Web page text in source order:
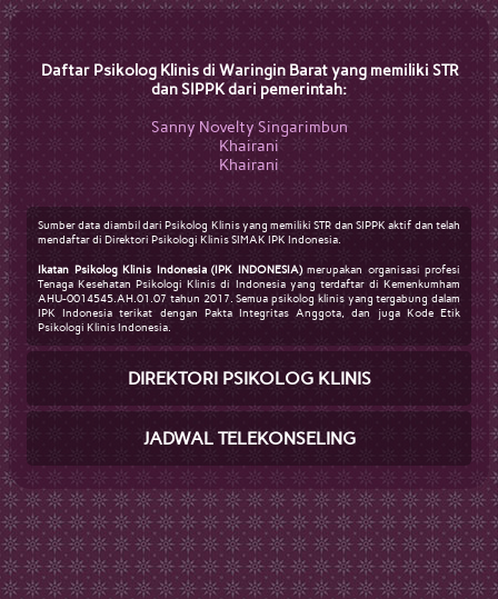
Daftar Psikolog Klinis di Waringin Barat yang memiliki STR
dan SIPPK dari pemerintah:
Sanny Novelty Singarimbun
Khairani
Khairani
Sumber data diambil dari Psikolog Klinis yang memiliki STR dan SIPPK aktif dan telah
mendaftar di Direktori Psikologi Klinis SIMAK IPK Indonesia.
Ikatan Psikolog Klinis Indonesia (IPK INDONESIA)merupakan organisasi profesi
Tenaga Kesehatan Psikologi Klinis di Indonesia yang terdaftar di Kemenkumham
AHU-0014545.AH.01.07 tahun 2017. Semua psikolog klinis yang tergabung dalam
IPK Indonesia terikat dengan Pakta Integritas Anggota, dan juga Kode Etik
Psikologi Klinis Indonesia.
DIREKTORI PSIKOLOG KLINIS
JADWAL TELEKONSELING